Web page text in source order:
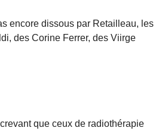
encore dissous par Retailleau, les
des Corine Ferrer, des Viirge
que ceux de radiothérapie